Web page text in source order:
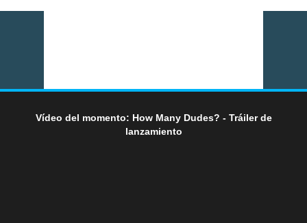
Vídeo del momento: How Many Dudes? - Tráiler de
lanzamiento